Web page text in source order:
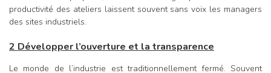
productivité des ateliers laissent souvent sans voix les managers
des sites industriels.
2 Développer l’ouverture et la transparence
Le monde de l’industrie est traditionnellement fermé. Souvent